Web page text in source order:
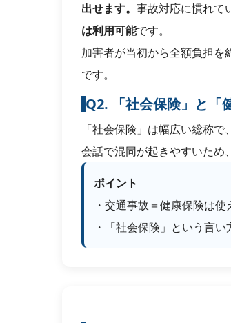
出せます。 事故対応に慣れて
は利用可能です。
加害者が当初から全額負担を
です。
Q2. 「社会保険」と「
「社会保険」は幅広い総称で、
会話で混同が起きやすいため、
ポイント
・交通事故＝健康保険は使
・「社会保険」という言い